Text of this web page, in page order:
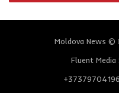
Moldova News ©
Fluent